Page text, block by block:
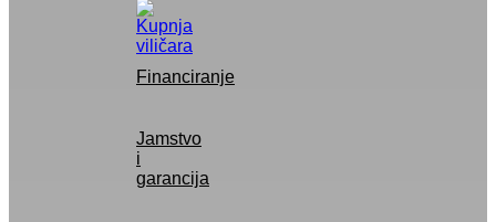
Financiranje
Jamstvo
i
garancija